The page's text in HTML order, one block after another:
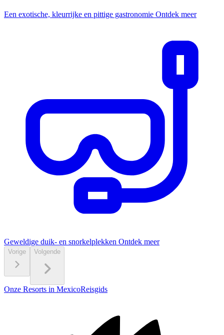
Een exotische, kleurrijke en pittige gastronomie Ontdek meer
Geweldige duik- en snorkelplekken Ontdek meer
Vorige Volgende
Onze Resorts in MexicoReisgids